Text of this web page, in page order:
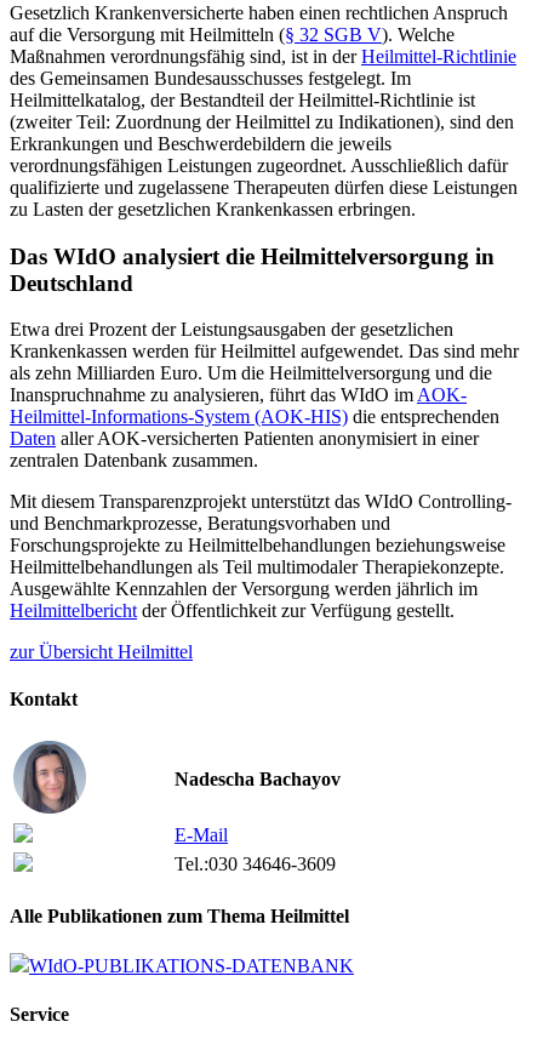
Gesetzlich Krankenversicherte haben einen rechtlichen Anspruch
auf die Versorgung mit Heilmitteln (§ 32 SGB V). Welche
Maßnahmen verordnungsfähig sind, ist in derHeilmittel-Richtlinie
des Gemeinsamen Bundesausschusses festgelegt. Im
Heilmittelkatalog, der Bestandteil der Heilmittel-Richtlinie ist
(zweiter Teil: Zuordnung der Heilmittel zu Indikationen), sind den
Erkrankungen und Beschwerdebildern die jeweils
verordnungsfähigen Leistungen zugeordnet. Ausschließlich dafür
qualifizierte und zugelassene Therapeuten dürfen diese Leistungen
zu Lasten der gesetzlichen Krankenkassen erbringen.
Das WIdO analysiert die Heilmittelversorgung in
Deutschland
Etwa drei Prozent der Leistungsausgaben der gesetzlichen
Krankenkassen werden für Heilmittel aufgewendet. Das sind mehr
als zehn Milliarden Euro. Um die Heilmittelversorgung und die
Inanspruchnahme zu analysieren, führt das WIdO im AOK-
Heilmittel-Informations‑System (AOK-HIS) die entsprechenden
Daten aller AOK-versicherten Patienten anonymisiert in einer
zentralen Datenbank zusammen.
Mit diesem Transparenzprojekt unterstützt das WIdO Controlling-
und Benchmarkprozesse, Beratungsvorhaben und
Forschungsprojekte zu Heilmittelbehandlungen beziehungsweise
Heilmittelbehandlungen als Teil multimodaler Therapiekonzepte.
Ausgewählte Kennzahlen der Versorgung werden jährlich im
Heilmittelbericht der Öffentlichkeit zur Verfügung gestellt.
zur Übersicht Heilmittel
Kontakt
Nadescha Bachayov
E-Mail
Tel.:030 34646-3609
Alle Publikationen zum Thema Heilmittel
WIdO-PUBLIKATIONS-DATENBANK
Service